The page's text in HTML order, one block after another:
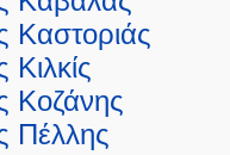
Καστοριάς
Κοζάνης
Πέλλης